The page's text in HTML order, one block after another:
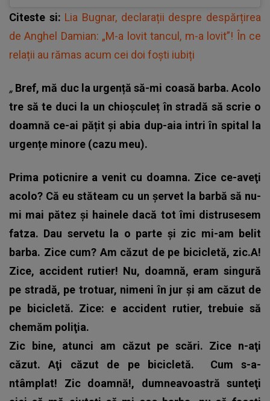
Citeste si: Lia Bugnar, declarații despre despărțirea
de Anghel Damian: „M-a lovit tancul, m-a lovit”! În ce
relații au rămas acum cei doi foști iubiți
„ Bref, mă duc la urgență să-mi coasă barba. Acolo
tre să te duci la un chioșculeț în stradă să scrie o
doamnă ce-ai pățit și abia dup-aia intri în spital la
urgențe minore (cazu meu).
Prima poticnire a venit cu doamna. Zice ce-aveţi
acolo? Că eu stăteam cu un şervet la barbă să nu-
mi mai pătez şi hainele dacă tot îmi distrusesem
fatza. Dau servetu la o parte şi zic mi-am belit
barba. Zice cum? Am căzut de pe bicicletă, zic.A!
Zice, accident rutier! Nu, doamnă, eram singură
pe stradă, pe trotuar, nimeni în jur şi am căzut de
pe bicicletă. Zice: e accident rutier, trebuie să
chemăm poliţia.
Zic bine, atunci am căzut pe scări. Zice n-aţi
căzut. Aţi căzut de pe bicicletă. Cum s-a-
ntâmplat! Zic doamnă!, dumneavoastră sunteţi